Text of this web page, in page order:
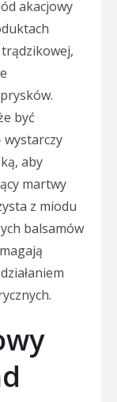
akacjowy
być
aby
martwy
z miodu
balsamów